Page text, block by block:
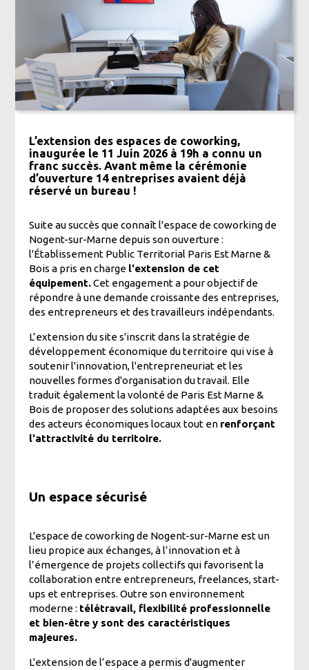
L’extension des espaces de coworking,
inaugurée le 11 Juin 2026 à 19h a connu un
franc succès. Avant même la cérémonie
d’ouverture 14 entreprises avaient déjà
réservé un bureau !
Suite au succès que connaît l'espace de coworking de
Nogent-sur-Marne depuis son ouverture :
l'Établissement Public Territorial Paris Est Marne &
Bois a pris en charge l'extension de cet
équipement.Cet engagement a pour objectif de
répondre à une demande croissante des entreprises,
des entrepreneurs et des travailleurs indépendants.
L’extension du site s'inscrit dans la stratégie de
développement économique du territoire qui vise à
soutenir l'innovation, l'entrepreneuriat et les
nouvelles formes d'organisation du travail. Elle
traduit également la volonté de Paris Est Marne &
Bois de proposer des solutions adaptées aux besoins
des acteurs économiques locaux tout en renforçant
l'attractivité du territoire.
Un espace sécurisé
L'espace de coworking de Nogent-sur-Marne est un
lieu propice aux échanges, à l’innovation et à
l’émergence de projets collectifs qui favorisent la
collaboration entre entrepreneurs, freelances, start-
ups et entreprises. Outre son environnement
moderne : télétravail, flexibilité professionnelle
et bien-être y sont des caractéristiques
majeures.
L'extension de l’espace a permis d'augmenter